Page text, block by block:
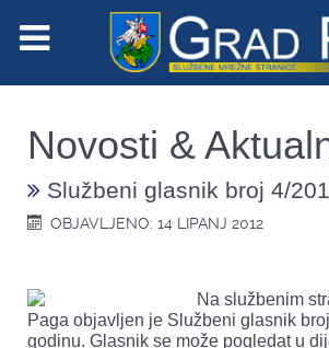
Novosti &
Službeni glasnik broj 4/
OBJAVLJENO: 14 LIPANJ 2012
Na službenim
Paga objavljen je Službeni glasnik
godinu. Glasnik se može pogledat u